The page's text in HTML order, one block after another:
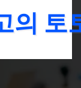
의 토